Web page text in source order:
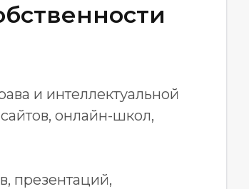
и интеллектуальной
онлайн-школ,
презентаций,